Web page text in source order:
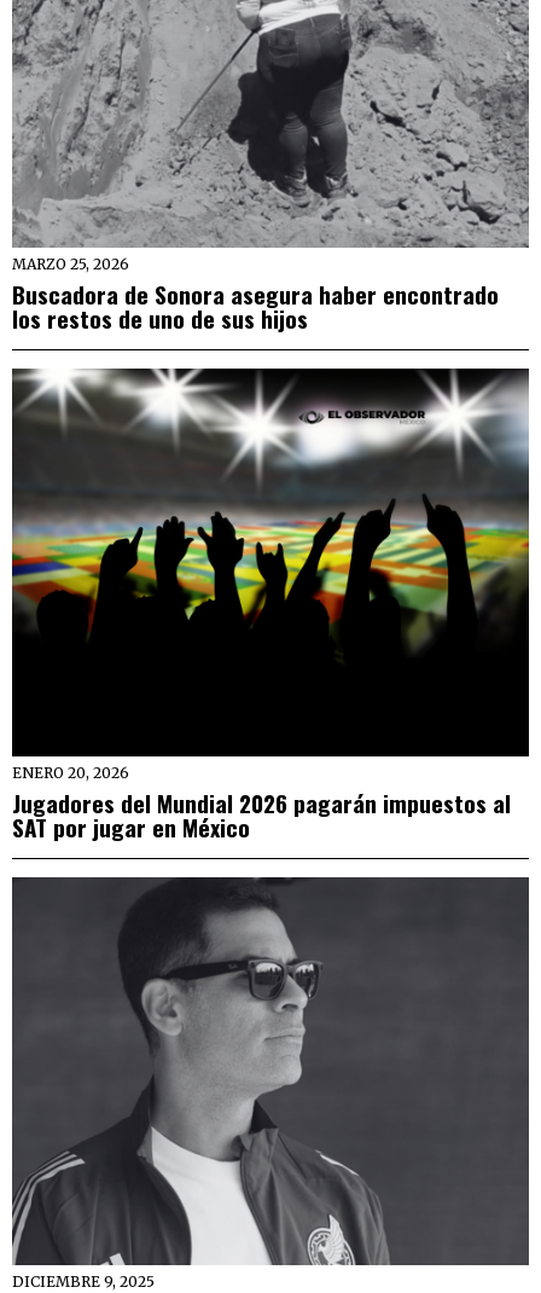
MARZO 25, 2026
Buscadora de Sonora asegura haber encontrado
los restos de uno de sus hijos
ENERO 20, 2026
Jugadores del Mundial 2026 pagarán impuestos al
SAT por jugar en México
DICIEMBRE 9, 2025